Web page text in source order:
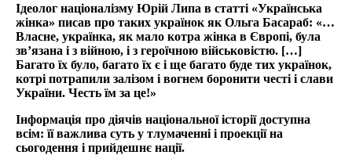
Ідеолог націоналізму Юрій Липа в статті «Українська
жінка» писав про таких українок як Ольга Басараб: «…
Власне, українка, як мало котра жінка в Європі, була
зв’язана і з війною, і з героїчною військовістю. […]
Багато їх було, багато їх є і ще багато буде тих українок,
котрі потрапили залізом і вогнем боронити честі і слави
України. Честь їм за це!»
Інформація про діячів національної історії доступна
всім: її важлива суть у тлумаченні і проекції на
сьогодення і прийдешнє нації.